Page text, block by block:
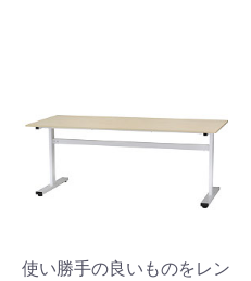
使い勝手の良いものをレン